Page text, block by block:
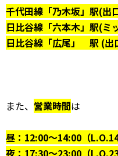
千代田線「乃木坂」駅(出
日比谷線「六本木」駅(ミ
日比谷線「広尾」 駅 (出
また、 営業時間は
昼：12:00～14:00（
夜：17:30～23:00（